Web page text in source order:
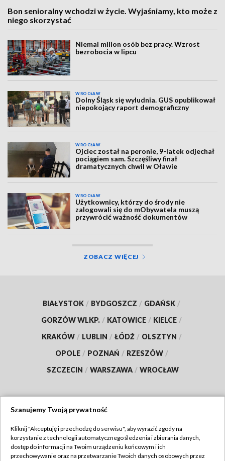
Bon senioralny wchodzi w życie. Wyjaśniamy, kto może z
niego skorzystać
Niemal milion osób bez pracy. Wzrost
bezrobocia w lipcu
WROCŁAW
Dolny Śląsk się wyludnia. GUS opublikował
niepokojący raport demograficzny
WROCŁAW
Ojciec został na peronie, 9-latek odjechał
pociągiem sam. Szczęśliwy finał
dramatycznych chwil w Oławie
WROCŁAW
Użytkownicy, którzy do środy nie
zalogowali się do mObywatela muszą
przywrócić ważność dokumentów
ZOBACZ WIĘCEJ
BIAŁYSTOK / BYDGOSZCZ / GDAŃSK /
GORZÓW WLKP. / KATOWICE / KIELCE /
KRAKÓW / LUBLIN / ŁÓDŹ / OLSZTYN /
OPOLE / POZNAŃ / RZESZÓW /
SZCZECIN / WARSZAWA / WROCŁAW
TVP
Abonament TVP
Regulamin TVP
Szanujemy Twoją prywatność
Kliknij "Akceptuję i przechodzę do serwisu", aby wyrazić zgody na
korzystanie z technologii automatycznego śledzenia i zbierania danych,
dostęp do informacji na Twoim urządzeniu końcowym i ich
przechowywanie oraz na przetwarzanie Twoich danych osobowych przez